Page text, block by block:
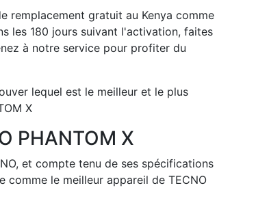
remplacement gratuit au Kenya comme
les 180 jours suivant l'activation, faites
à notre service pour profiter du
lequel est le meilleur et le plus
X
PHANTOM X
et compte tenu de ses spécifications
le meilleur appareil de TECNO